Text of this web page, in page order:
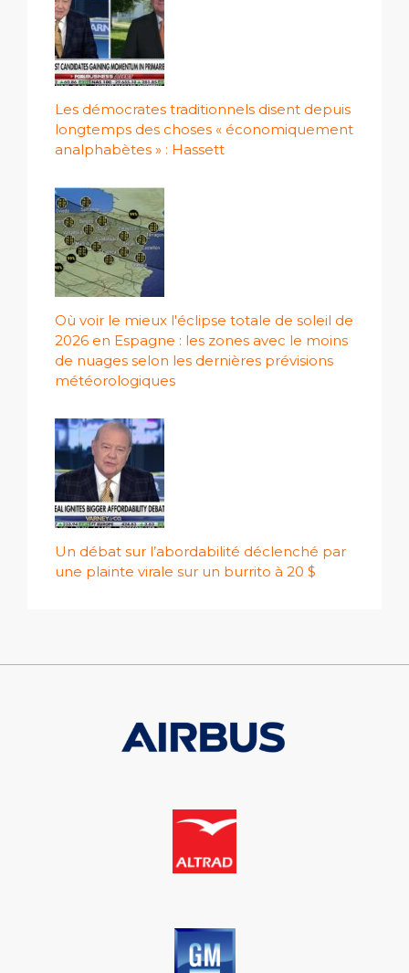
Les démocrates traditionnels disent depuis
longtemps des choses « économiquement
analphabètes » : Hassett
Où voir le mieux l'éclipse totale de soleil de
2026 en Espagne : les zones avec le moins
de nuages ​​selon les dernières prévisions
météorologiques
Un débat sur l’abordabilité déclenché par
une plainte virale sur un burrito à 20 $